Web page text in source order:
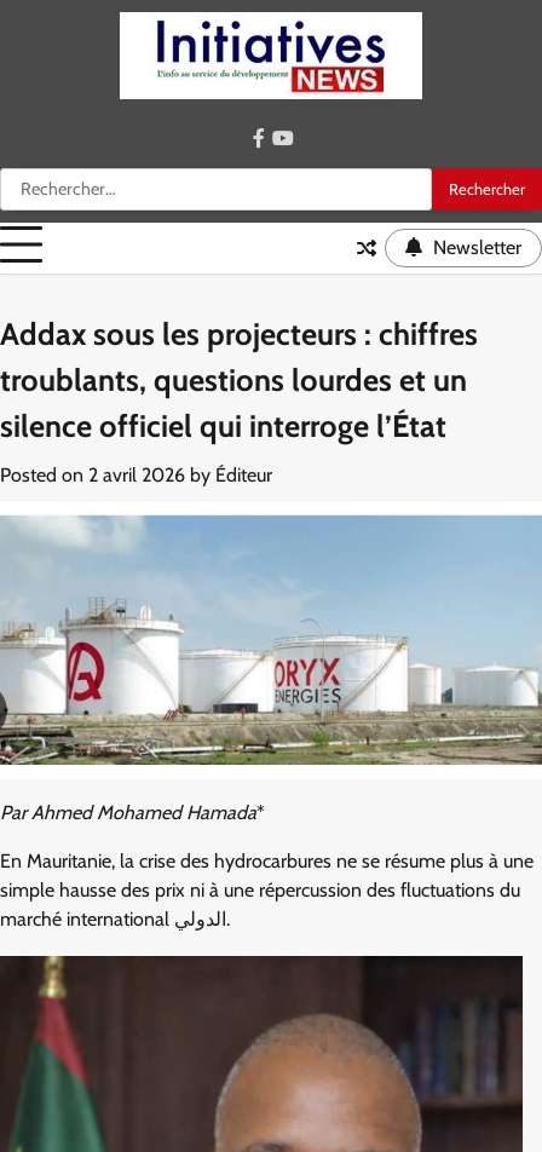
Rechercher :
facebook
youtube
Newsletter
Addax sous les projecteurs : chiffres
troublants, questions lourdes et un
silence officiel qui interroge l’État
Posted on 2 avril 2026 by Éditeur
Par Ahmed Mohamed Hamada*
En Mauritanie, la crise des hydrocarbures ne se résume plus à une
simple hausse des prix ni à une répercussion des fluctuations du
marché international الدولي.